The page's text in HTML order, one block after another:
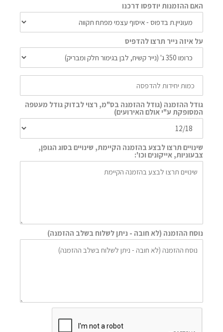
האם ההזמנות יודפסו דרכנו
על איזה נייר תרצו להדפיס
גודל ההזמנה (גודל ההזמנה בס"מ, רצוי לבדוק גודל מעטפה
המסופקת ע"י אולם האירועים)
שינויים תרצו לבצע בהזמנה הקיימת, שינויים בסוג הגופן,
צבעוניות, אייקונים וכו':
נוסח ההזמנה (לא חובה - ניתן לשלוח בשלב ההזמנה)